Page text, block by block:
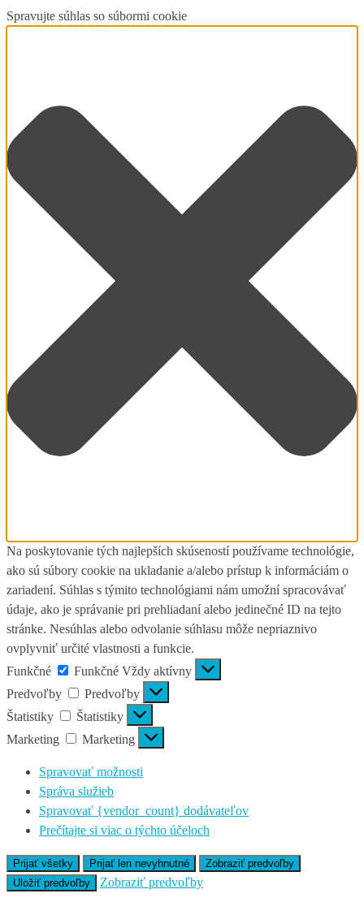
Spravujte súhlas so súbormi cookie
Na poskytovanie tých najlepších skúseností používame technológie,
ako sú súbory cookie na ukladanie a/alebo prístup k informáciám o
zariadení. Súhlas s týmito technológiami nám umožní spracovávať
údaje, ako je správanie pri prehliadaní alebo jedinečné ID na tejto
stránke. Nesúhlas alebo odvolanie súhlasu môže nepriaznivo
ovplyvniť určité vlastnosti a funkcie.
Funkčné
Funkčné Vždy aktívny
Predvoľby
Predvoľby
Štatistiky
Štatistiky
Marketing
Marketing
Spravovať možnosti
Správa služieb
Spravovať {vendor_count} dodávateľov
Prečítajte si viac o týchto účeloch
Prijať všetky Prijať len nevyhnutné
Zobraziť predvoľby
Uložiť predvoľby
Zobraziť predvoľby